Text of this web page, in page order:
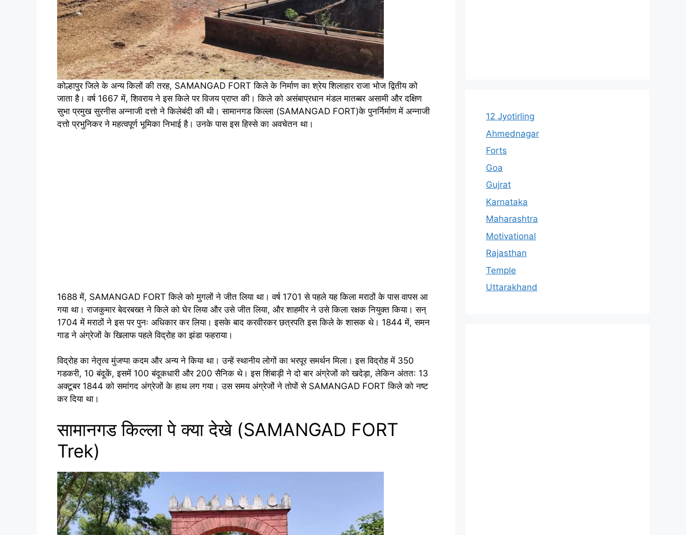
कोल्हापुर जिले के अन्य किलों की तरह, SAMANGAD FORT किले के निर्माण का श्रेय शिलाहार राजा भोज द्वितीय को
जाता है। वर्ष 1667 में, शिवराय ने इस किले पर विजय प्राप्त की। किले को असंबाप्रधान मंडल मातब्बर असामी और दक्षिण
सुभा प्रमुख सुरनीस अन्नाजी दत्तो ने किलेबंदी की थी। सामानगड किल्ला (SAMANGAD FORT)के पुनर्निर्माण में अन्नाजी
दत्तो प्रभुनिकर ने महत्वपूर्ण भूमिका निभाई है। उनके पास इस हिस्से का अवचेतन था।
1688 में, SAMANGAD FORT किले को मुगलों ने जीत लिया था। वर्ष 1701 से पहले यह किला मराठों के पास वापस आ
गया था। राजकुमार बेदरबख्त ने किले को घेर लिया और उसे जीत लिया, और शाहमीर ने उसे किला रक्षक नियुक्त किया। सन्
1704 में मराठों ने इस पर पुनः अधिकार कर लिया। इसके बाद करवीरकर छत्रपति इस किले के शासक थे। 1844 में, समन
गाड ने अंग्रेजों के खिलाफ पहले विद्रोह का झंडा फहराया।
विद्रोह का नेतृत्व मुंजप्पा कदम और अन्य ने किया था। उन्हें स्थानीय लोगों का भरपूर समर्थन मिला। इस विद्रोह में 350
गडकरी, 10 बंदूकें, इसमें 100 बंदूकधारी और 200 सैनिक थे। इस शिंबाड़ी ने दो बार अंग्रेजों को खदेड़ा, लेकिन अंतत: 13
अक्टूबर 1844 को समांगद अंग्रेजों के हाथ लग गया। उस समय अंग्रेजों ने तोपों से SAMANGAD FORT किले को नष्ट
कर दिया था।
सामानगड किल्ला पे क्या देखे (SAMANGAD FORT
Trek)
12 Jyotirling
Ahmednagar
Forts
Goa
Gujrat
Karnataka
Maharashtra
Motivational
Rajasthan
Temple
Uttarakhand